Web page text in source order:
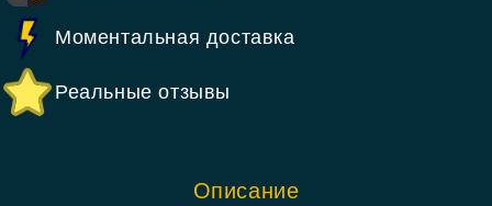
Моментальная доставка
Реальные отзывы
Описание